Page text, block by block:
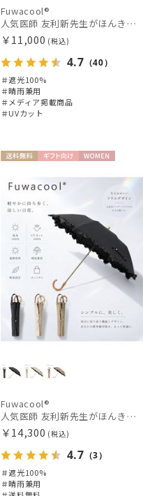
Fuwacool®
人気医師 友利新先生がほんきで作った”絶対に忘れない誰でも日傘”ワンタッチ開閉日傘【晴雨兼用折りたたみ日傘】フワクール® (Fuwacool®) 雨の日OK 軽量 遮光100% UV100％
￥11,000 (税込)
4.7 （40）
＃遮光100%
＃晴雨兼用
＃メディア掲載商品
＃UVカット
料
向け
Fuwacool®
人気医師 友利新先生がほんきで作った”絶対に忘れない誰でも日傘” エレガント派のバンブーフリル【晴雨兼用日傘】フワクール® (Fuwacool®) 雨の日OK 軽量 遮光100% UV100％
￥14,300 (税込)
4.7 （3）
＃遮光100%
＃晴雨兼用